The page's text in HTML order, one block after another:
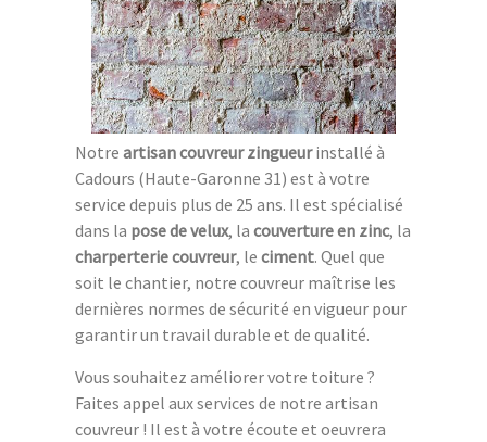
Notre artisan couvreur zingueurinstallé à
Cadours (Haute-Garonne 31) est à votre
service depuis plus de 25 ans. Il est spécialisé
dans la pose de velux, la couverture en zinc, la
charperterie couvreur, le ciment. Quel que
soit le chantier, notre couvreur maîtrise les
dernières normes de sécurité en vigueur pour
garantir un travail durable et de qualité.
Vous souhaitez améliorer votre toiture ?
Faites appel aux services de notre artisan
couvreur ! Il est à votre écoute et oeuvrera